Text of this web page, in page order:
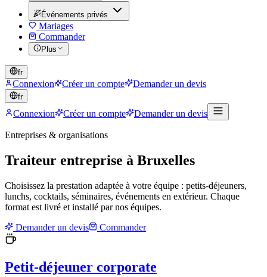
Événements privés
Mariages
Commander
Plus
fr
Connexion Créer un compte Demander un devis
fr
Connexion Créer un compte Demander un devis
Entreprises & organisations
Traiteur entreprise à Bruxelles
Choisissez la prestation adaptée à votre équipe : petits-déjeuners,
lunchs, cocktails, séminaires, événements en extérieur. Chaque
format est livré et installé par nos équipes.
Demander un devis
Commander
Petit-déjeuner corporate